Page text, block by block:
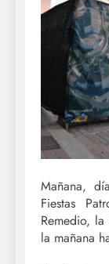
Mañana,
Fiestas
Remedio,
la mañana